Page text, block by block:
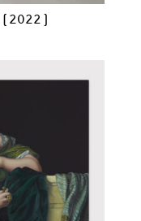
(2022)